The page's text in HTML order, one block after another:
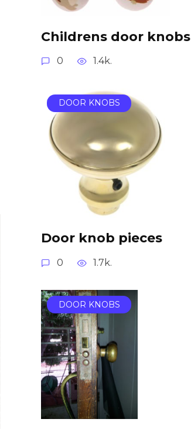
Childrens door knobs
0 1.4k.
DOOR KNOBS
Door knob pieces
0 1.7k.
DOOR KNOBS